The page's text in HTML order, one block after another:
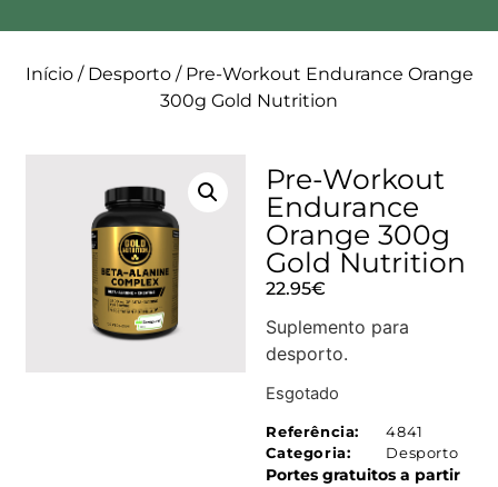
Início/ Desporto/ Pre-Workout Endurance Orange
300g Gold Nutrition
Pre-Workout
Endurance
Orange 300g
Gold Nutrition
22.95€
Suplemento para
desporto.
Esgotado
Referência:
4841
Categoria:
Desporto
Portes gratuitos a partir